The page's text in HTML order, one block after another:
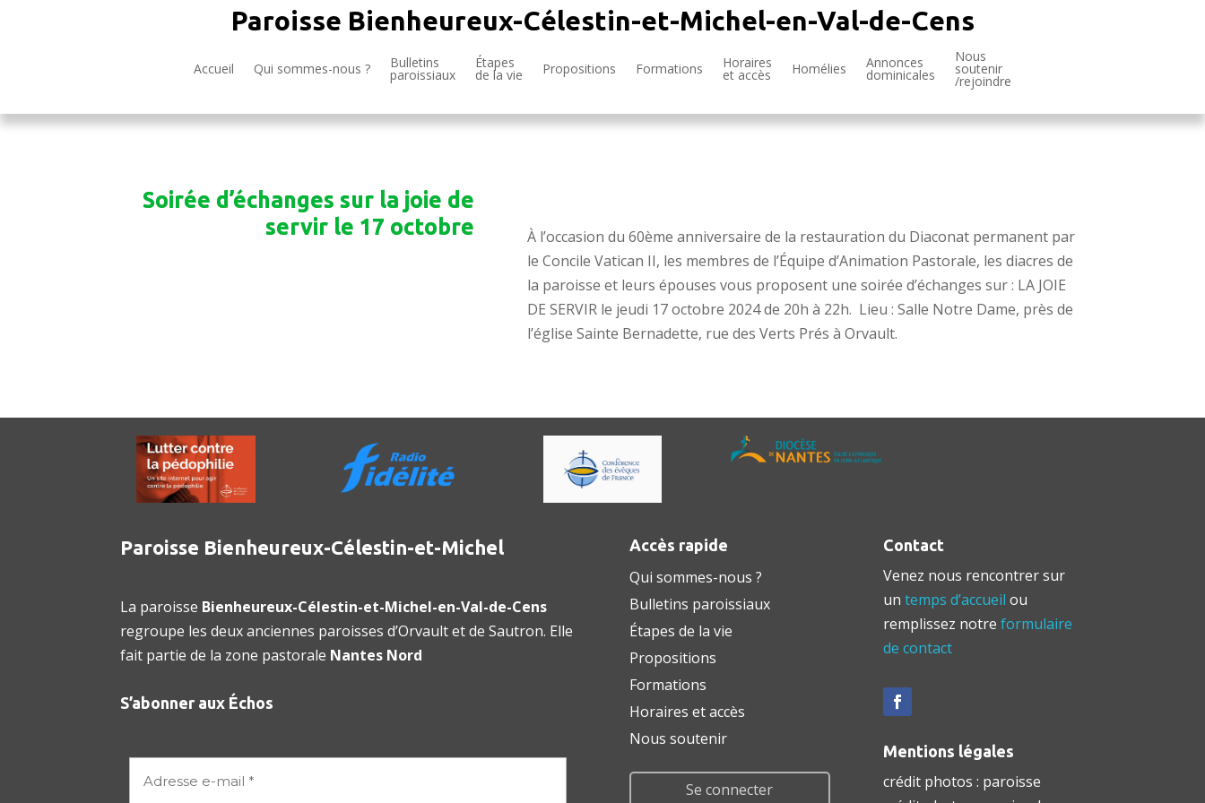
Paroisse Bienheureux-Célestin-et-Michel-en-Val-de-Cens
Accueil Qui sommes-nous ? Bulletins
paroissiaux
Étapes
de la vie Propositions Formations Horaires
et accès Homélies Annonces
dominicales
Nous
soutenir
/rejoindre
Soirée d’échanges sur la joie de
servir le 17 octobre
À l’occasion du 60ème anniversaire de la restauration du Diaconat permanent par
le Concile Vatican II, les membres de l’Équipe d’Animation Pastorale, les diacres de
la paroisse et leurs épouses vous proposent une soirée d’échanges sur : LA JOIE
DE SERVIR le jeudi 17 octobre 2024 de 20h à 22h. Lieu : Salle Notre Dame, près de
l’église Sainte Bernadette, rue des Verts Prés à Orvault.
Paroisse Bienheureux-Célestin-et-Michel
La paroisse Bienheureux-Célestin-et-Michel-en-Val-de-Cens
regroupe les deux anciennes paroisses d’Orvault et de Sautron. Elle
fait partie de la zone pastorale Nantes Nord
S’abonner aux Échos
Accès rapide
Qui sommes-nous ?
Bulletins paroissiaux
Étapes de la vie
Propositions
Formations
Horaires et accès
Nous soutenir
Se connecter
Contact
Venez nous rencontrer sur
untemps d’accueil ou
remplissez notreformulaire
de contact
Mentions légales
crédit photos : paroisse